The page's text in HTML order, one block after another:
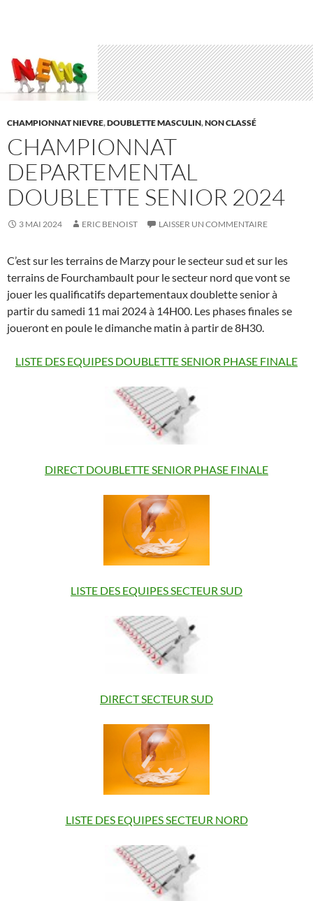
CHAMPIONNAT NIEVRE,DOUBLETTE MASCULIN,NON CLASSÉ
CHAMPIONNAT
DEPARTEMENTAL
DOUBLETTE SENIOR 2024
3 MAI 2024 ERIC BENOIST LAISSER UN COMMENTAIRE
C’est sur les terrains de Marzy pour le secteur sud et sur les
terrains de Fourchambault pour le secteur nord que vont se
jouer les qualificatifs departementaux doublette senior à
partir du samedi 11 mai 2024 à 14H00. Les phases finales se
joueront en poule le dimanche matin à partir de 8H30.
LISTE DES EQUIPES DOUBLETTE SENIOR PHASE FINALE
DIRECT DOUBLETTE SENIOR PHASE FINALE
LISTE DES EQUIPES SECTEUR SUD
DIRECT SECTEUR SUD
LISTE DES EQUIPES SECTEUR NORD